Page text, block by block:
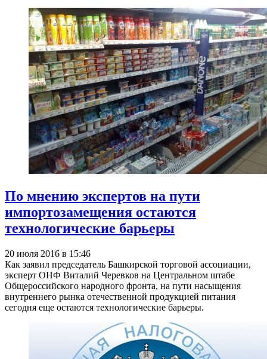
По мнению экспертов на пути
импортозамещения остаются
технологические барьеры
20 июля 2016 в 15:46
Как заявил председатель Башкирской торговой ассоциации,
эксперт ОНФ Виталий Черевков на Центральном штабе
Общероссийского народного фронта, на пути насыщения
внутреннего рынка отечественной продукцией питания
сегодня еще остаются технологические барьеры.